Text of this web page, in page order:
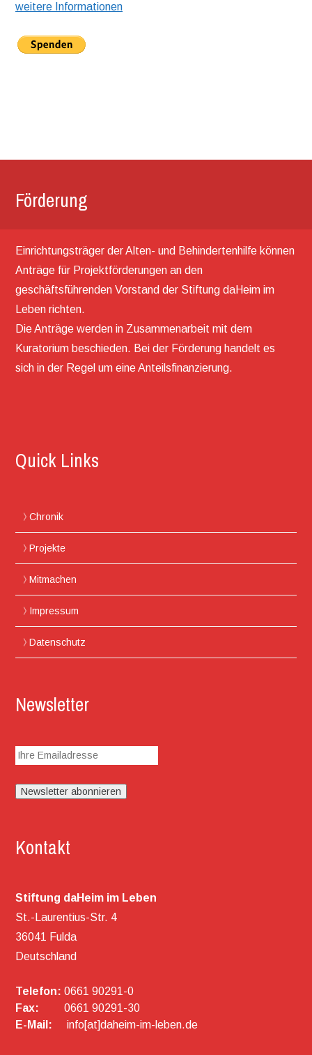
weitere Informationen
Förderung
Einrichtungsträger der Alten- und Behindertenhilfe können
Anträge für Projektförderungen an den
geschäftsführenden Vorstand der Stiftung daHeim im
Leben richten.
Die Anträge werden in Zusammenarbeit mit dem
Kuratorium beschieden. Bei der Förderung handelt es
sich in der Regel um eine Anteilsfinanzierung.
Quick Links
Chronik
Projekte
Mitmachen
Impressum
Datenschutz
Newsletter
Kontakt
Stiftung daHeim im Leben
St.-Laurentius-Str. 4
36041 Fulda
Deutschland
Telefon: 0661 90291-0
Fax:
0661 90291-30
E-Mail:
info[at]daheim-im-leben.de